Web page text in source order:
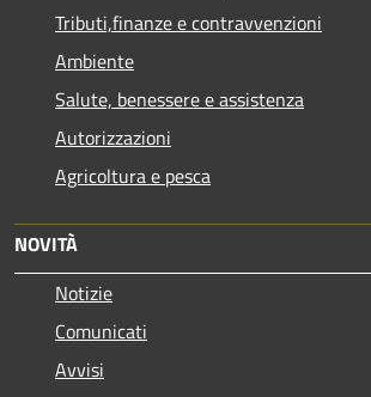
Tributi,finanze e contravvenzioni
Ambiente
Salute, benessere e assistenza
Autorizzazioni
Agricoltura e pesca
NOVITÀ
Notizie
Comunicati
Avvisi